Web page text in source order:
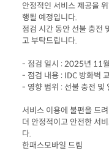
안정적인 서비스 제공을
행될 예정입니다.
점검 시간 동안 선불 충전
고 부탁드립니다.
- 점검 일시 : 2025년 11
- 점검 내용 : IDC 방화벽
- 영향 범위 : 선불 충전 및
더 안정적이고 안전한 서
다.
한패스모바일 드림